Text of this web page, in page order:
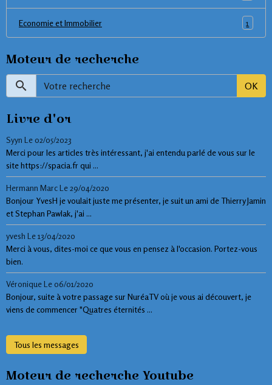
Economie et Immobilier 1
Moteur de recherche
OK
Livre d'or
Syyn Le 02/05/2023
Merci pour les articles très intéressant, j'ai entendu parlé de vous sur le
site https://spacia.fr qui ...
Hermann MarcLe 29/04/2020
Bonjour YvesH je voulait juste me présenter, je suit un ami de Thierry Jamin
et Stephan Pawlak, j'ai ...
yvesh Le 13/04/2020
Merci à vous, dites-moi ce que vous en pensez à l'occasion. Portez-vous
bien.
VéroniqueLe 06/01/2020
Bonjour, suite à votre passage sur NuréaTV où je vous ai découvert, je
viens de commencer "Quatres éternités ...
Tous les messages
Moteur de recherche Youtube